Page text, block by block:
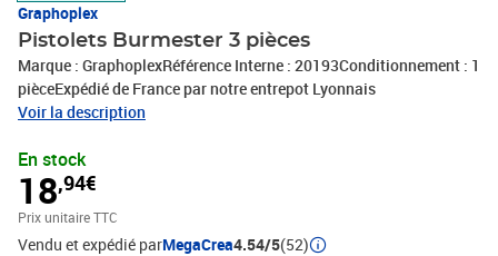
Graphoplex
Pistolets Burmester 3 pièces
Marque : GraphoplexRéférence Interne : 20193Conditionnement : 1
pièceExpédié de France par notre entrepot Lyonnais
Voir la description
En stock
18,94€
Prix unitaire TTC
Vendu et expédié parMegaCrea4.54/5(52)